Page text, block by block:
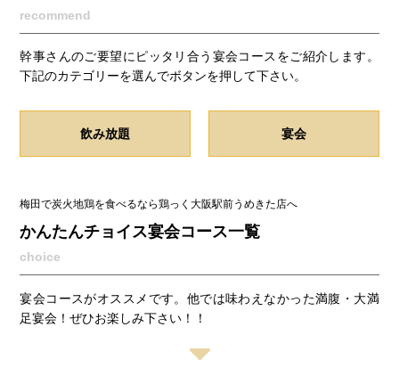
recommend
幹事さんのご要望にピッタリ合う宴会コースをご紹介します。
下記のカテゴリーを選んでボタンを押して下さい。
飲み放題 宴会
梅田で炭火地鶏を食べるなら鶏っく大阪駅前うめきた店へ
かんたんチョイス宴会コース一覧
choice
宴会コースがオススメです。他では味わえなかった満腹・大満
足宴会！ぜひお楽しみ下さい！！